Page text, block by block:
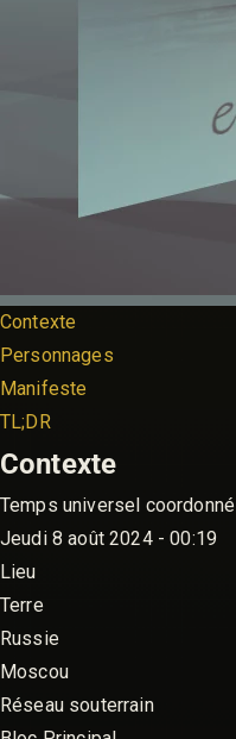
Contexte
Personnages
Manifeste
TL;DR
Contexte
Temps universel coordonné
Jeudi 8 août 2024 - 00:19
Lieu
Terre
Russie
Moscou
Réseau souterrain